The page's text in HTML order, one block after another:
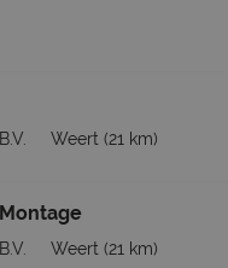
Weert (21 km)
Weert (21 km)